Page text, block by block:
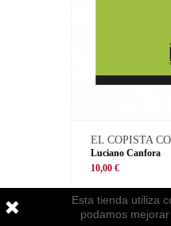
EL COPISTA
Luciano Canfora
10,00 €
Esta tienda utiliza
podamos